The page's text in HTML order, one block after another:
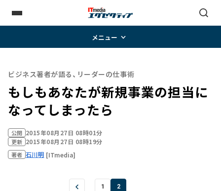
メニュー
ビジネス著者が語る、リーダーの仕事術
もしもあなたが新規事業の担当に
なってしまったら
公開 2015年08月27日 08時01分
更新 2015年08月27日 08時19分
著者 石川明 [ITmedia]
1 2